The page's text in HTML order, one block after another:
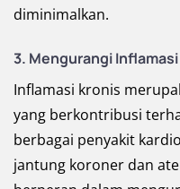
diminimalkan.
3. Mengurangi Inflamasi
Inflamasi kronis
yang berkontribusi
berbagai penyakit
jantung koroner dan